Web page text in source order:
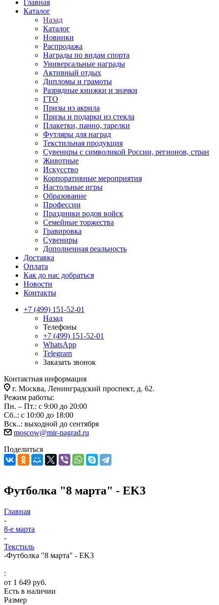
Главная
Каталог
Назад
Каталог
Новинки
Распродажа
Награды по видам спорта
Универсальные награды
Активный отдых
Дипломы и грамоты
Разрядные книжки и значки
ГТО
Призы из акрила
Призы и подарки из стекла
Плакетки, панно, тарелки
Футляры для наград
Текстильная продукция
Сувениры с символикой России, регионов, стран
Животные
Искусство
Корпоративные мероприятия
Настольные игры
Образование
Профессии
Праздники родов войск
Семейные торжества
Гравировка
Сувениры
Дополненная реальность
Доставка
Оплата
Как до нас добраться
Новости
Контакты
+7 (499) 151-52-01
Назад
Телефоны
+7 (499) 151-52-01
WhatsApp
Telegram
Заказать звонок
Контактная информация
г. Москва, Ленинградский проспект, д. 62.
Режим работы:
Пн. – Пт.: с 9:00 до 20:00
Сб..: с 10:00 до 18:00
Вск..: выходной до сентября
moscow@mir-nagrad.ru
Поделиться
Футболка "8 марта" - EK3
Главная
-
8-е марта
-
Текстиль
-Футболка "8 марта" - EK3
:
от 1 649 руб.
Есть в наличии
Размер